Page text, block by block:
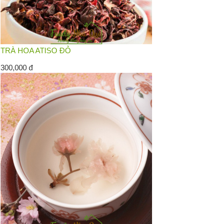
TRÀ HOA ATISO ĐỎ
300,000 đ